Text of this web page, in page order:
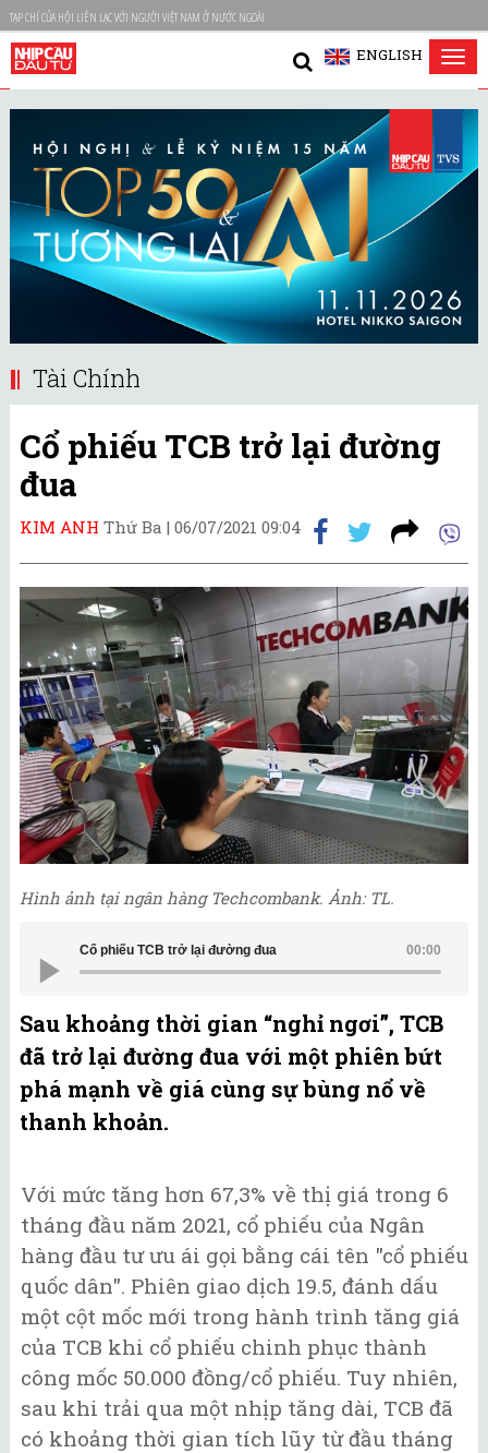
TẠP CHÍ CỦA HỘI LIÊN LẠC VỚI NGƯỜI VIỆT NAM Ở NƯỚC NGOÀI
ENGLISH
Tài Chính
Cổ phiếu TCB trở lại đường
đua
KIM ANH Thứ Ba | 06/07/2021 09:04
Hình ảnh tại ngân hàng Techcombank. Ảnh: TL.
00:00
Cổ phiếu TCB trở lại đường đua
Sau khoảng thời gian “nghỉ ngơi”, TCB
đã trở lại đường đua với một phiên bứt
phá mạnh về giá cùng sự bùng nổ về
thanh khoản.
Với mức tăng hơn 67,3% về thị giá trong 6
tháng đầu năm 2021, cổ phiếu của Ngân
hàng đầu tư ưu ái gọi bằng cái tên "cổ phiếu
quốc dân". Phiên giao dịch 19.5, đánh dấu
một cột mốc mới trong hành trình tăng giá
của TCB khi cổ phiếu chinh phục thành
công mốc 50.000 đồng/cổ phiếu. Tuy nhiên,
sau khi trải qua một nhịp tăng dài, TCB đã
có khoảng thời gian tích lũy từ đầu tháng